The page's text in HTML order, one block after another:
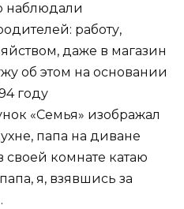
наблюдали
работу,
даже в магазин
об этом на основании
году
«Семья» изображал
папа на диване
своей комнате катаю
я, взявшись за